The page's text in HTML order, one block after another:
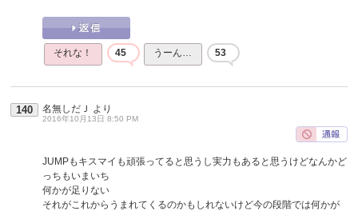
それな！ 45 うーん… 53
140 名無しだＪ より
2016年10月13日 8:50 PM
JUMPもキスマイも頑張ってると思うし実力もあると思うけどなんかど
っちもいまいち
何かが足りない
それがこれからうまれてくるのかもしれないけど今の段階では何かが